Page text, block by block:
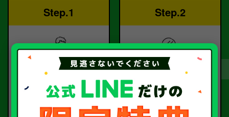
Step.1
お電話または査定フォー
Step.2
査定のプロが
お電話で回答いたしま